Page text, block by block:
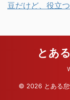
豆だけど、役立
とあ
© 2026 とある怠